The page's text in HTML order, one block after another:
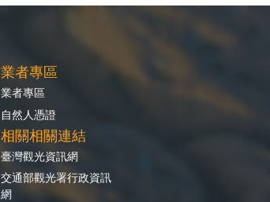
業者專區
業者專區
自然人憑證
相關相關連結
臺灣觀光資訊網
交通部觀光署行政資訊
網